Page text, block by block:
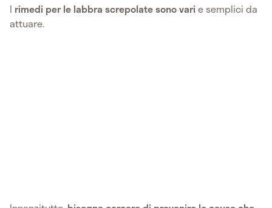
I rimedi per le labbra screpolate sono varie semplici da
attuare.